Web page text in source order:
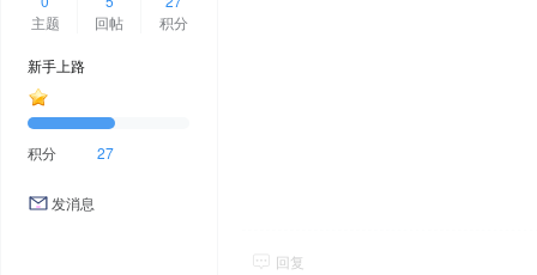
主题
回帖
积分
新手上路
积分 27
发消息
回复